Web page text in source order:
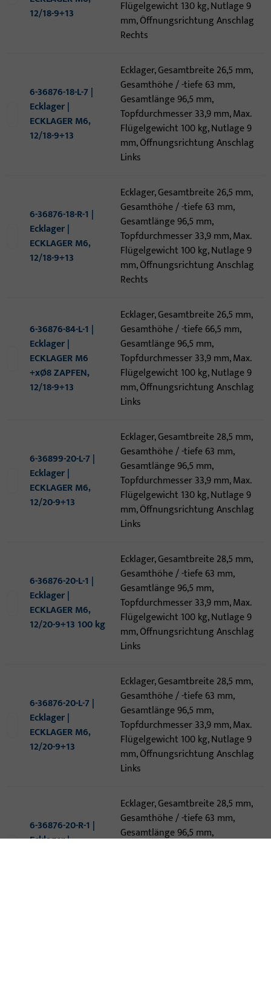
12/18-9+13
Flügelgewicht 130 kg, Nutlage 9
mm, Öffnungsrichtung Anschlag
Rechts
6-36876-18-L-7 |
Ecklager |
ECKLAGER M6,
12/18-9+13
Ecklager, Gesamtbreite 26,5 mm,
Gesamthöhe / -tiefe 63 mm,
Gesamtlänge 96,5 mm,
Topfdurchmesser 33,9 mm, Max.
Flügelgewicht 100 kg, Nutlage 9
mm, Öffnungsrichtung Anschlag
Links
6-36876-18-R-1 |
Ecklager |
ECKLAGER M6,
12/18-9+13
Ecklager, Gesamtbreite 26,5 mm,
Gesamthöhe / -tiefe 63 mm,
Gesamtlänge 96,5 mm,
Topfdurchmesser 33,9 mm, Max.
Flügelgewicht 100 kg, Nutlage 9
mm, Öffnungsrichtung Anschlag
Rechts
6-36876-84-L-1 |
Ecklager |
ECKLAGER M6
+xØ8 ZAPFEN,
12/18-9+13
Ecklager, Gesamtbreite 26,5 mm,
Gesamthöhe / -tiefe 66,5 mm,
Gesamtlänge 96,5 mm,
Topfdurchmesser 33,9 mm, Max.
Flügelgewicht 100 kg, Nutlage 9
mm, Öffnungsrichtung Anschlag
Links
6-36899-20-L-7 |
Ecklager |
ECKLAGER M6,
12/20-9+13
Ecklager, Gesamtbreite 28,5 mm,
Gesamthöhe / -tiefe 63 mm,
Gesamtlänge 96,5 mm,
Topfdurchmesser 33,9 mm, Max.
Flügelgewicht 130 kg, Nutlage 9
mm, Öffnungsrichtung Anschlag
Links
6-36876-20-L-1 |
Ecklager |
ECKLAGER M6,
12/20-9+13 100 kg
Ecklager, Gesamtbreite 28,5 mm,
Gesamthöhe / -tiefe 63 mm,
Gesamtlänge 96,5 mm,
Topfdurchmesser 33,9 mm, Max.
Flügelgewicht 100 kg, Nutlage 9
mm, Öffnungsrichtung Anschlag
Links
6-36876-20-L-7 |
Ecklager |
ECKLAGER M6,
12/20-9+13
Ecklager, Gesamtbreite 28,5 mm,
Gesamthöhe / -tiefe 63 mm,
Gesamtlänge 96,5 mm,
Topfdurchmesser 33,9 mm, Max.
Flügelgewicht 100 kg, Nutlage 9
mm, Öffnungsrichtung Anschlag
Links
6-36876-20-R-1 |
Ecklager |
Ecklager, Gesamtbreite 28,5 mm,
Gesamthöhe / -tiefe 63 mm,
Gesamtlänge 96,5 mm,